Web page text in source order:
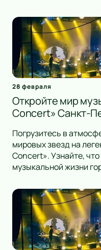
28 февраля
Откройте мир
Concert» Санкт-
Погрузитесь в
мировых звезд на
Concert». Узнайте,
музыкальной жизни